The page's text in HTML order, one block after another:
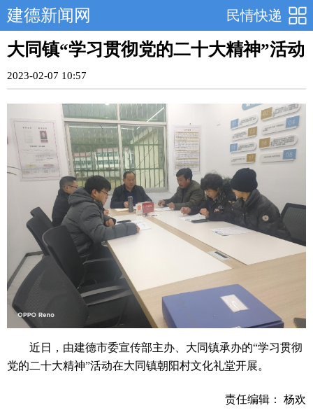
民情快递
建德新闻网
大同镇“学习贯彻党的二十大精神”活动
2023-02-07 10:57
近日，由建德市委宣传部主办、大同镇承办的“学习贯彻
党的二十大精神”活动在大同镇朝阳村文化礼堂开展。
责任编辑： 杨欢